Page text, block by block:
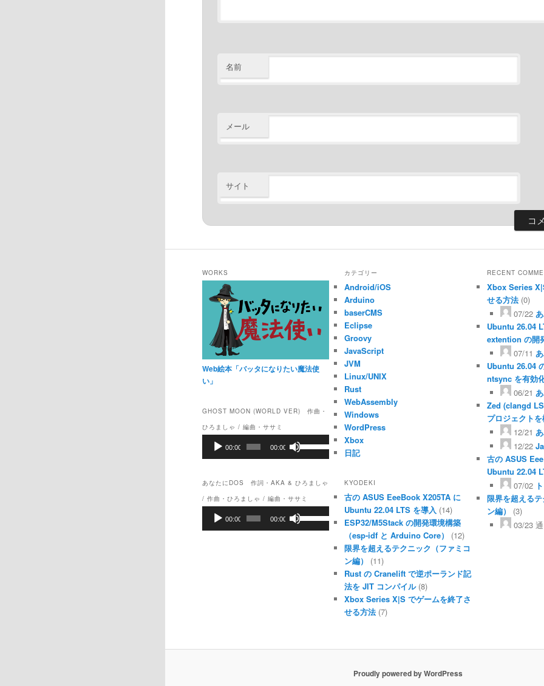
名前
メール
サイト
WORKS
Web絵本「バッタになりたい魔法使
い」
GHOST MOON (WORLD VER) 作曲・
ひろましゃ / 編曲・ササミ
ー
ヤ
ー
00:00 00:00
リ
ム
調
節
に
は
あなたにDOS 作詞・AKA & ひろましゃ
/ 作曲・ひろましゃ / 編曲・ササミ
00:00 00:00
リ
印
カテゴリー
Android/iOS
Arduino
baserCMS
Eclipse
Groovy
JavaScript
JVM
Linux/UNIX
Rust
WebAssembly
Windows
WordPress
Xbox
日記
KYODEKI
古の ASUS EeeBook X205TA に
Ubuntu 22.04 LTS を導入 (14)
ESP32/M5Stack の開発環境構築
（esp-idf と Arduino Core）
(12)
限界を超えるテクニック（ファミコ
ン編）
(11)
Rust の Cranelift で逆ポーランド記
法を JIT コンパイル(8)
Xbox Series X|S でゲームを終了さ
せる方法(7)
RECENT
Xbox Series
せる方法(0)
07/22
Ubuntu 26.04
extention の開
07/11
Ubuntu 26.04
ntsync を有効
06/21
Zed (clangd
プロジェクト
12/21
12/22
古の ASUS
Ubuntu 22.04
07/02
限界を超える
ン編）
(3)
03/23
Proudly powered by WordPress